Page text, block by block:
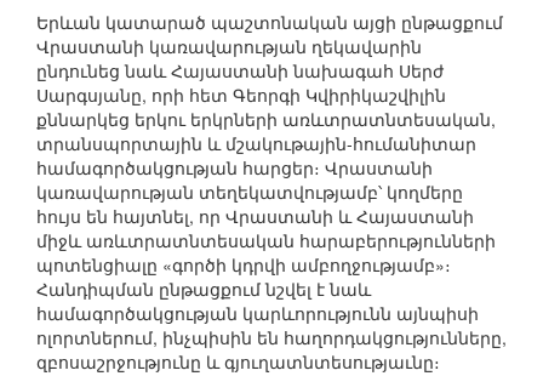
Երևան կատարած պաշտոնական այցի ընթացքում
Վրաստանի կառավարության ղեկավարին
ընդունեց նաև Հայաստանի նախագահ Սերժ
Սարգսյանը, որի հետ Գեորգի Կվիրիկաշվիլին
քննարկեց երկու երկրների առևտրատնտեսական,
տրանսպորտային և մշակութային-հումանիտար
համագործակցության հարցեր։ Վրաստանի
կառավարության տեղեկատվությամբ՝ կողմերը
հույս են հայտնել, որ Վրաստանի և Հայաստանի
միջև առևտրատնտեսական հարաբերությունների
պոտենցիալը «գործի կդրվի ամբողջությամբ»։
Հանդիպման ընթացքում նշվել է նաև
համագործակցության կարևորությունն այնպիսի
ոլորտներում, ինչպիսին են հաղորդակցությունները,
զբոսաշրջությունը և գյուղատնտեսությաւնը։